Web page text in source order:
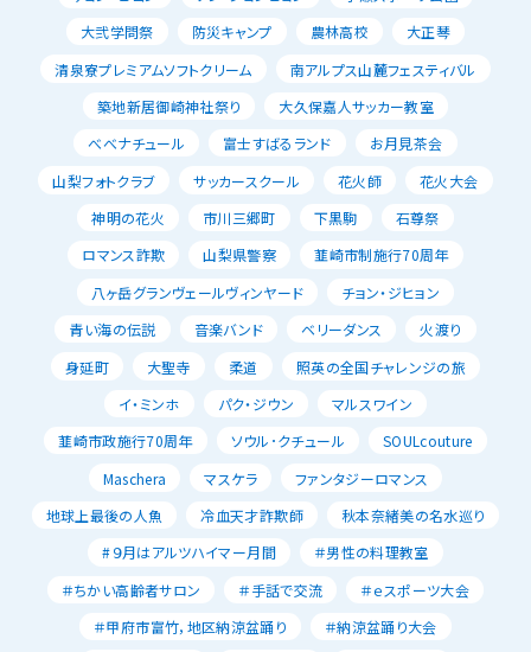
大弐学問祭
防災キャンプ 農林高校
大正琴
清泉寮プレミアムソフトクリーム
南アルプス山麓フェスティバル
築地新居御崎神社祭り
大久保嘉人サッカー教室
べべナチュール
富士すばるランド
お月見茶会
山梨フォトクラブ
サッカースクール 花火師
花火大会
神明の花火
市川三郷町 下黒駒
石尊祭
ロマンス詐欺
山梨県警察
韮崎市制施行70周年
八ヶ岳グランヴェールヴィンヤード
チョン・ジヒョン
青い海の伝説
音楽バンド ベリーダンス
火渡り
身延町
大聖寺 柔道
照英の全国チャレンジの旅
イ・ミンホ
パク・ジウン
マルスワイン
韮崎市政施行70周年
ソウル･クチュール
SOULcouture
Maschera
マスケラ
ファンタジーロマンス
地球上最後の人魚
冷血天才詐欺師
秋本奈緒美の名水巡り
#９月はアルツハイマー月間
＃男性の料理教室
＃ちかい高齢者サロン
＃手話で交流
＃ｅスポーツ大会
＃甲府市富竹，地区納涼盆踊り
＃納涼盆踊り大会